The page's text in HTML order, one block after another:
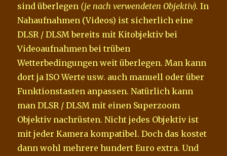
sind überlegen (je nach verwendeten Objektiv). In
Nahaufnahmen (Videos) ist sicherlich eine
DLSR / DLSM bereits mit Kitobjektiv bei
Videoaufnahmen bei trüben
Wetterbedingungen weit überlegen. Man kann
dort ja ISO Werte usw. auch manuell oder über
Funktionstasten anpassen. Natürlich kann
man DLSR / DLSM mit einen Superzoom
Objektiv nachrüsten. Nicht jedes Objektiv ist
mit jeder Kamera kompatibel. Doch das kostet
dann wohl mehrere hundert Euro extra. Und